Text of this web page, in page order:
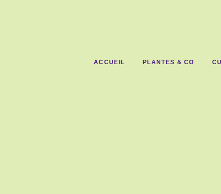
ACCUEIL PLANTES & CO